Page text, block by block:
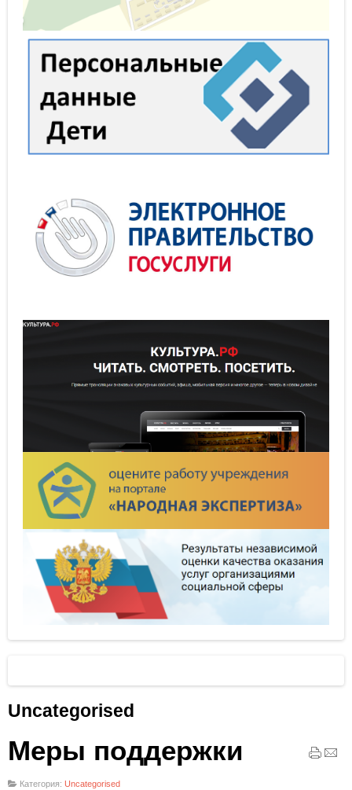
Uncategorised
Меры поддержки
Категория: Uncategorised